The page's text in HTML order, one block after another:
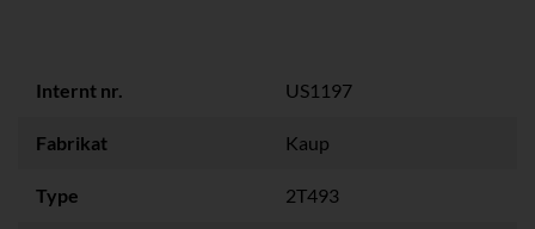
Internt nr. US1197
Fabrikat Kaup
Type 2T493